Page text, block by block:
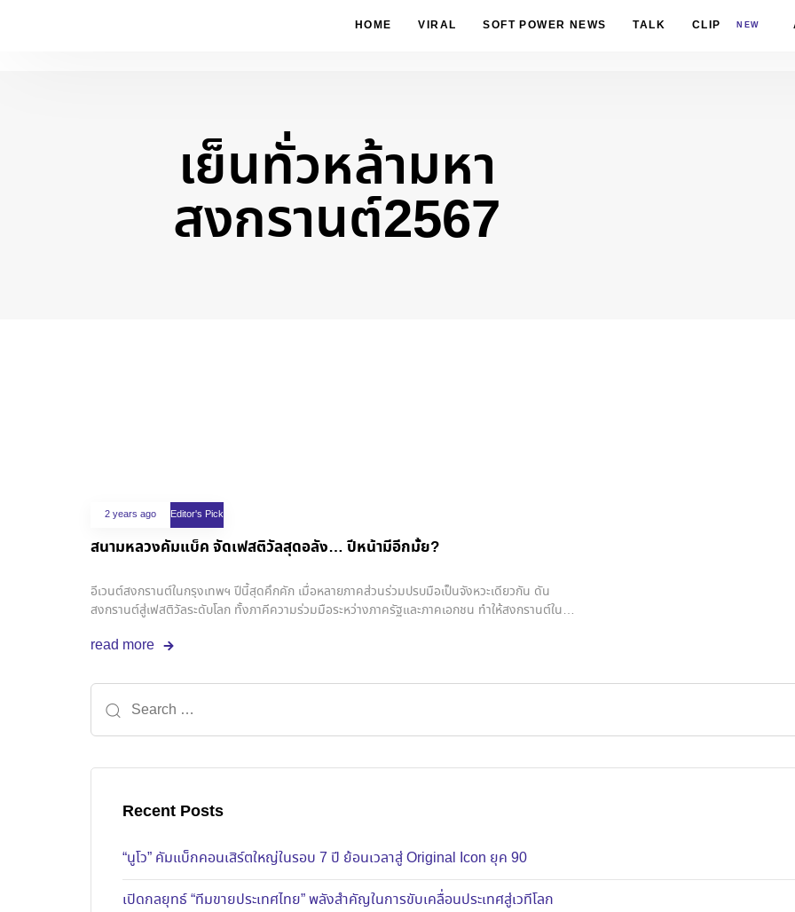
HOME VIRAL SOFT POWER NEWS TALK CLIP NEW
เย็นทั่วหล้ามหา
สงกรานต์2567
2 years ago Editor's Pick
สนามหลวงคัมแบ็ค จัดเฟสติวัลสุดอลัง… ปีหน้ามีอีกมั้ย?
อีเวนต์สงกรานต์ในกรุงเทพฯ ปีนี้สุดคึกคัก เมื่อหลายภาคส่วนร่วมปรบมือเป็นจังหวะเดียวกัน ดัน
สงกรานต์สู่เฟสติวัลระดับโลก ทั้งภาคีความร่วมมือระหว่างภาครัฐและภาคเอกชน ทำให้สงกรานต์ใน
เห็นมานาน คือการเนรมิตสนามหลวงเป็นสถานที่จัดงาน “Maha Songkran World Water Festival
read more
Recent Posts
“นูโว” คัมแบ็กคอนเสิร์ตใหญ่ในรอบ 7 ปี ย้อนเวลาสู่ Original Icon ยุค 90
เปิดกลยุทธ์ “ทีมขายประเทศไทย” พลังสำคัญในการขับเคลื่อนประเทศสู่เวทีโลก